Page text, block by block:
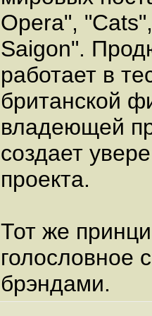
Opera",
Saigon".
работает в
британской
владеющей
создает
проекта.
Тот же
голословное
брэндами.